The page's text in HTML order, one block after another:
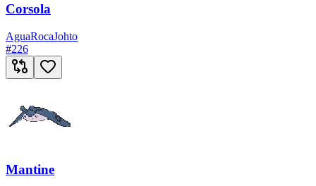
Corsola
AguaRocaJohto
#226
Mantine